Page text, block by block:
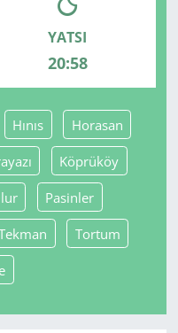
YATSI
20:58
Hınıs Horasan
Köprüköy
Pasinler
Tortum